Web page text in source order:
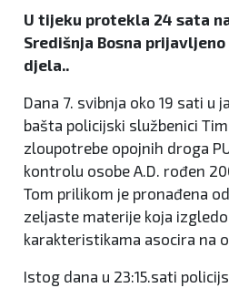
U tijeku protekla 24 sata
Središnja Bosna
djela..
Dana 7. svibnja oko 19 sati u
bašta policijski službenici
zloupotrebe opojnih droga
kontrolu osobe A.D. rođen
Tom prilikom je pronađena
zeljaste materije koja
karakteristikama asocira na
Istog dana u 23:15.sati